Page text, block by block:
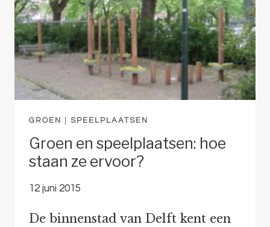
GROEN SPEELPLAATSEN
Groen en speelplaatsen: hoe
staan ze ervoor?
12 juni 2015
De binnenstad van Delft kent een